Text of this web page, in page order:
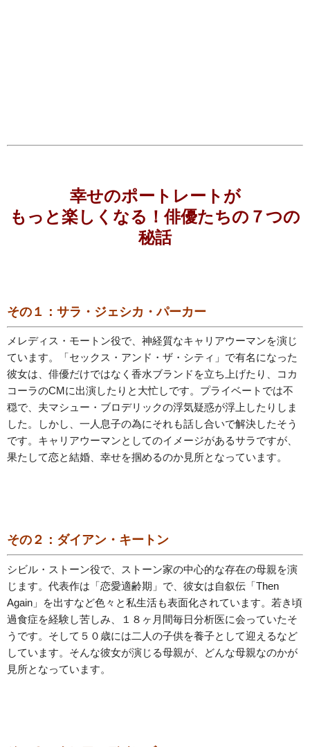
幸せのポートレートが
もっと楽しくなる！俳優たちの７つの
秘話
その１：サラ・ジェシカ・パーカー
メレディス・モートン役で、神経質なキャリアウーマンを演じ
ています。「セックス・アンド・ザ・シティ」で有名になった
彼女は、俳優だけではなく香水ブランドを立ち上げたり、コカ
コーラのCMに出演したりと大忙しです。プライベートでは不
穏で、夫マシュー・ブロデリックの浮気疑惑が浮上したりしま
した。しかし、一人息子の為にそれも話し合いで解決したそう
です。キャリアウーマンとしてのイメージがあるサラですが、
果たして恋と結婚、幸せを掴めるのか見所となっています。
その２：ダイアン・キートン
シビル・ストーン役で、ストーン家の中心的な存在の母親を演
じます。代表作は「恋愛適齢期」で、彼女は自叙伝「Then
Again」を出すなど色々と私生活も表面化されています。若き頃
過食症を経験し苦しみ、１８ヶ月間毎日分析医に会っていたそ
うです。そして５０歳には二人の子供を養子として迎えるなど
しています。そんな彼女が演じる母親が、どんな母親なのかが
見所となっています。